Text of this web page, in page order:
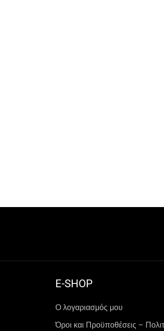
E-SHOP
Ο λογαριασμός μου
Όροι και Προϋποθέσεις –